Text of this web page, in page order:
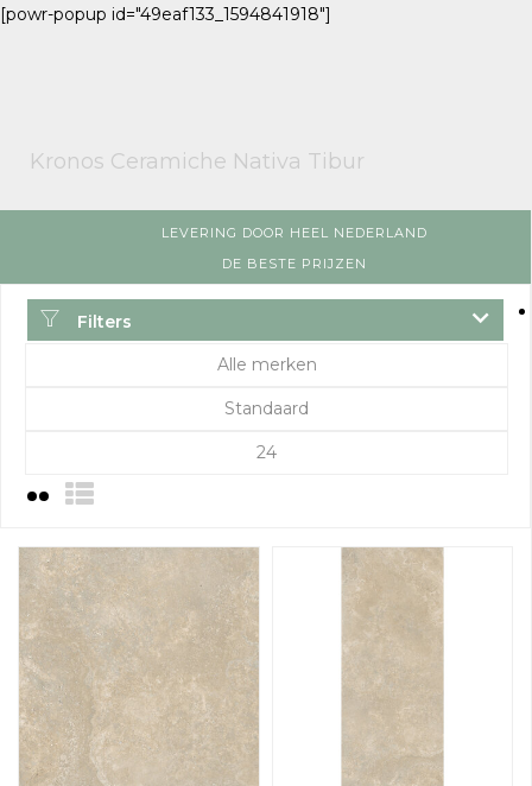
[powr-popup id="49eaf133_1594841918"]
Kronos Ceramiche Nativa Tibur
LEVERING DOOR HEEL NEDERLAND
DE BESTE PRIJZEN
Filters
Alle merken
Standaard
24